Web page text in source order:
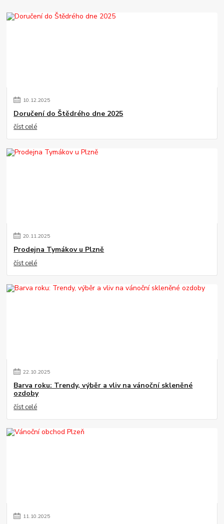
10.12.2025
Doručení do Štědrého dne 2025
číst celé
20.11.2025
Prodejna Tymákov u Plzně
číst celé
22.10.2025
Barva roku: Trendy, výběr a vliv na vánoční skleněné
ozdoby
číst celé
11.10.2025